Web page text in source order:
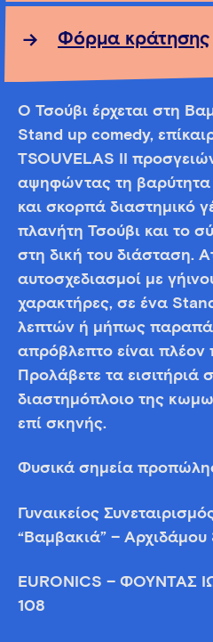
Φόρμα κράτησης
Ο Τσούβι έρχεται στη
Stand up comedy,
TSOUVELAS II
αψηφώντας τη βαρύτητα
και σκορπά διαστημικό
πλανήτη Τσούβι και το
στη δική του διάσταση.
αυτοσχεδιασμοί με
χαρακτήρες, σε ένα
λεπτών ή μήπως
απρόβλεπτο είναι
Προλάβετε τα εισιτήριά
διαστημόπλοιο της
επί σκηνής.
Φυσικά σημεία
Γυναικείος
“Βαμβακιά” –
EURONICS – ΦΟΥΝΤΑΣ
108